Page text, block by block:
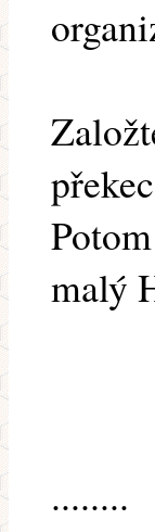
malý
........